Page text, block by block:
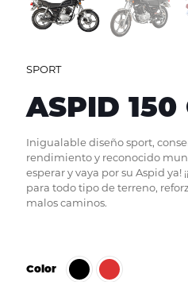
SPORT
ASPID 150
Inigualable diseño sport,
rendimiento y reconocido
esperar y vaya por su Aspid ya!
para todo tipo de terreno,
malos caminos.
Color